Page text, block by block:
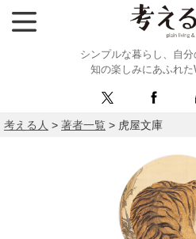
シンプルな暮らし、自分
知の楽しみにあふれた
考える人 > 著者一覧 > 虎屋文庫